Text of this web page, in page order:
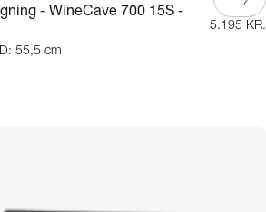
- WineCave 700 15S -
55,5 cm
5.195 KR.